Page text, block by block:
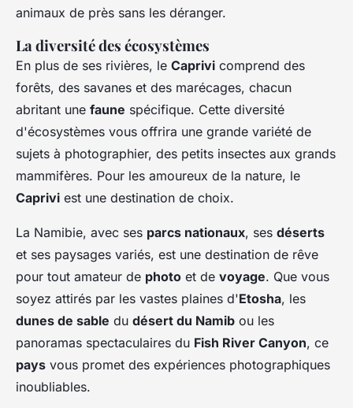
animaux de près sans les déranger.
La diversité des écosystèmes
En plus de ses rivières, le Caprivi comprend des
forêts, des savanes et des marécages, chacun
abritant une faune spécifique. Cette diversité
d'écosystèmes vous offrira une grande variété de
sujets à photographier, des petits insectes aux grands
mammifères. Pour les amoureux de la nature, le
Caprivi est une destination de choix.
La Namibie, avec ses parcs nationaux, ses déserts
et ses paysages variés, est une destination de rêve
pour tout amateur de photo et de voyage. Que vous
soyez attirés par les vastes plaines d'Etosha, les
dunes de sable du désert du Namib ou les
panoramas spectaculaires du Fish River Canyon, ce
pays vous promet des expériences photographiques
inoubliables.